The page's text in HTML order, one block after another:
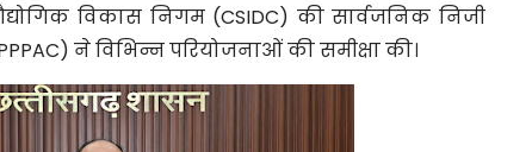
विकास निगम (CSIDC) की सार्वजनिक निजी
ने विभिन्न परियोजनाओं की समीक्षा की।